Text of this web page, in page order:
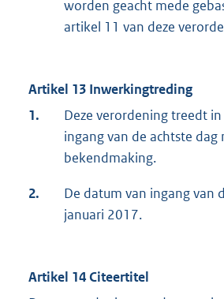
worden geacht mede
artikel 11 van deze
Artikel 13 Inwerkingtreding
1.
Deze verordening treedt
ingang van de achtste dag
bekendmaking.
2.
De datum van ingang van
januari 2017.
Artikel 14 Citeertitel